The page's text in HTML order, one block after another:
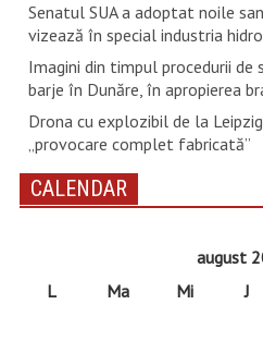
Senatul SUA a adoptat noile
vizează în special industria
Imagini din timpul procedurii de
barje în Dunăre, în apropierea
Drona cu explozibil de la
„provocare complet fabricată”
CALENDAR
august
L
Ma Mi J